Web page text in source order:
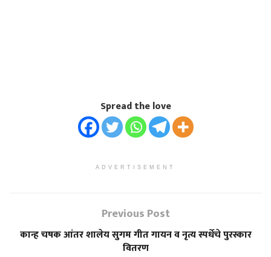
Spread the love
ADVERTISEMENT
Previous Post
कान्ह चषक आंतर शालेय सुगम गीत गायन व नृत्य स्पर्धेचे पुरस्कार
वितरण